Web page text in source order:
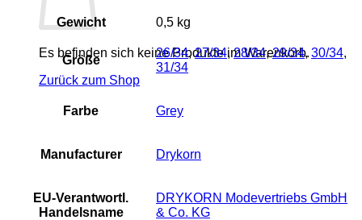
Es befinden sich keine Produkte im Warenkorb.
Zurück zum Shop
Gewicht 0,5 kg
Größe
26/34,27/34,28/34,29/34,30/34,
31/34
Farbe Grey
Manufacturer Drykorn
EU-Verantwortl.
Handelsname
DRYKORN Modevertriebs GmbH
& Co. KG